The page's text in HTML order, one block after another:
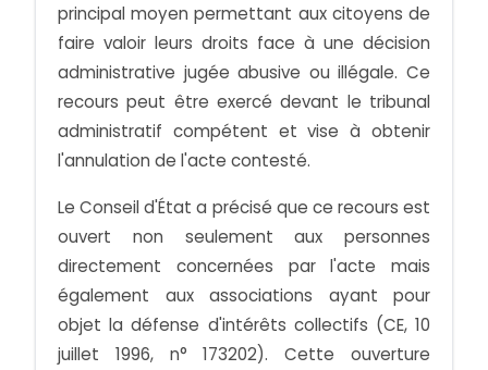
principal moyen permettant aux citoyens de
faire valoir leurs droits face à une décision
administrative jugée abusive ou illégale. Ce
recours peut être exercé devant le tribunal
administratif compétent et vise à obtenir
l'annulation de l'acte contesté.
Le Conseil d'État a précisé que ce recours est
ouvert non seulement aux personnes
directement concernées par l'acte mais
également aux associations ayant pour
objet la défense d'intérêts collectifs (CE, 10
juillet 1996, n° 173202). Cette ouverture